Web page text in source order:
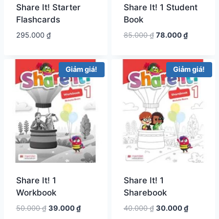
Share It! Starter
Flashcards
295.000 ₫
Share It! 1 Student
Book
85.000₫ Giá
là:
85.000 ₫.
78.000₫Giá
tại
là:
78.000 ₫.
Giảm giá!
Share It! 1
Workbook
50.000₫ Giá
39.000₫Giá
Giảm giá!
Share It! 1
Sharebook
40.000₫ Giá
30.000₫Giá